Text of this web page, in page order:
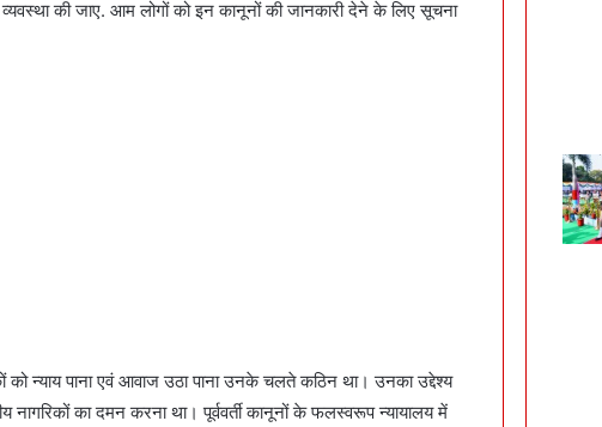
व्यवस्था की जाए. आम लोगों को इन कानूनों की जानकारी देने के लिए सूचना
न्याय पाना एवं आवाज उठा पाना उनके चलते कठिन था। उनका उद्देश्य
नागरिकों का दमन करना था। पूर्ववर्ती कानूनों के फलस्वरूप न्यायालय में